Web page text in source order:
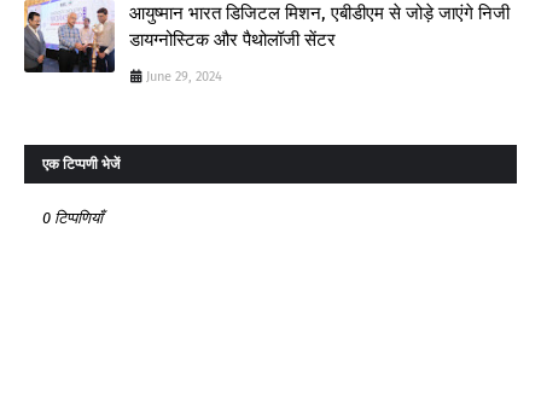
आयुष्मान भारत डिजिटल मिशन, एबीडीएम से जोड़े जाएंगे निजी
डायग्नोस्टिक और पैथोलॉजी सेंटर
June 29, 2024
एक टिप्पणी भेजें
0 टिप्पणियाँ